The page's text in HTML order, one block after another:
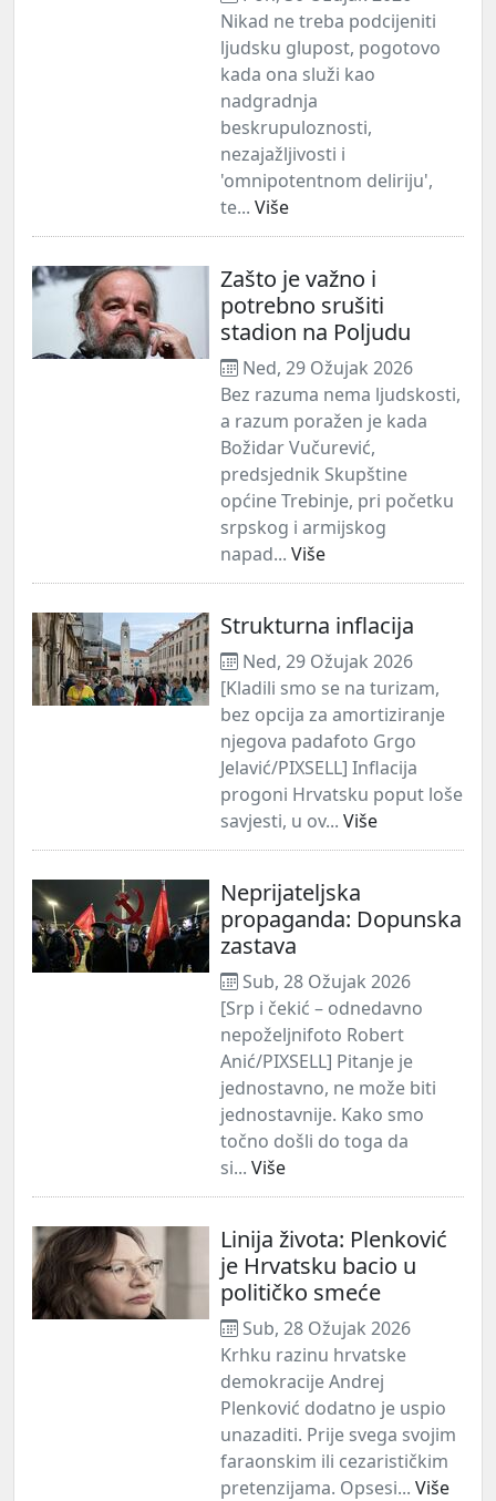
Nikad ne treba podcijeniti
ljudsku glupost, pogotovo
kada ona služi kao
nadgradnja
beskrupuloznosti,
nezajažljivosti i
'omnipotentnom deliriju',
te... Više
Zašto je važno i
potrebno srušiti
stadion na Poljudu
Ned, 29 Ožujak 2026
Bez razuma nema ljudskosti,
a razum poražen je kada
Božidar Vučurević,
predsjednik Skupštine
općine Trebinje, pri početku
srpskog i armijskog
napad... Više
Strukturna inflacija
Ned, 29 Ožujak 2026
[Kladili smo se na turizam,
bez opcija za amortiziranje
njegova padafoto Grgo
Jelavić/PIXSELL] Inflacija
progoni Hrvatsku poput loše
savjesti, u ov... Više
Neprijateljska
propaganda: Dopunska
zastava
Sub, 28 Ožujak 2026
[Srp i čekić – odnedavno
nepoželjnifoto Robert
Anić/PIXSELL] Pitanje je
jednostavno, ne može biti
jednostavnije. Kako smo
točno došli do toga da
si... Više
Linija života: Plenković
je Hrvatsku bacio u
političko smeće
Sub, 28 Ožujak 2026
Krhku razinu hrvatske
demokracije Andrej
Plenković dodatno je uspio
unazaditi. Prije svega svojim
faraonskim ili cezarističkim
pretenzijama. Opsesi... Više